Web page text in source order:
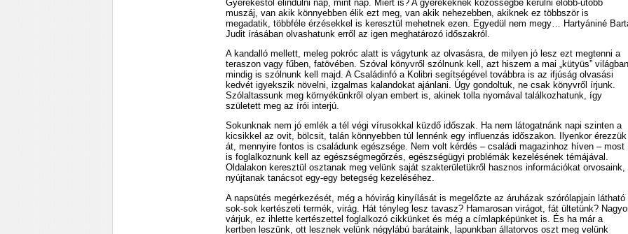
Gyerekestől elindulni nap, mint nap. Miért is? A gyerekeknek közösségbe kerülni előbb-utóbb
muszáj, van akik könnyebben élik ezt meg, van akik nehezebben, akiknek ez többször is
megadatik, többféle érzésekkel is keresztül mehetnek ezen. Egyedül nem megy… Hartyániné
Judit írásában olvashatunk erről az igen meghatározó időszakról.
A kandalló mellett, meleg pokróc alatt is vágytunk az olvasásra, de milyen jó lesz ezt megtenni a
teraszon vagy fűben, fatövében. Szóval könyvről szólnunk kell, azt hiszem a mai „kütyüs” világban
mindig is szólnunk kell majd. A Családinfó a Kolibri segítségével továbbra is az ifjúság olvasási
kedvét igyekszik növelni, izgalmas kalandokat ajánlani. Úgy gondoltuk, ne csak könyvről írjunk.
Szólaltassunk meg környékünkről olyan embert is, akinek tolla nyomával találkozhatunk, így
született meg az írói interjú.
Sokunknak nem jó emlék a tél végi vírusokkal küzdő időszak. Ha nem látogatnánk napi szinten a
kicsikkel az ovit, bölcsit, talán könnyebben túl lennénk egy influenzás időszakon. Ilyenkor érezzük
át, mennyire fontos is családunk egészsége. Nem volt kérdés – családi magazinhoz híven – most
is foglalkoznunk kell az egészségmegőrzés, egészségügyi problémák kezelésének témájával.
Oldalakon keresztül osztanak meg velünk saját szakterületükről hasznos információkat orvosaink,
nyújtanak tanácsot egy-egy betegség kezeléséhez.
A napsütés megérkezését, még a hóvirág kinyílását is megelőzte az áruházak szórólapjain látható
sok-sok kertészeti termék, virág. Hát tényleg lesz tavasz? Hamarosan virágot, fát ültetünk?
várjuk, ez ihlette kertészettel foglalkozó cikkünket és még a címlapképünket is. És ha már a
kertben leszünk, ott lesznek velünk négylábú barátaink, lapunkban állatorvos oszt meg velünk